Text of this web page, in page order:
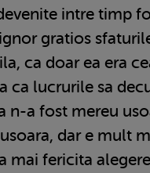
intre timp
gratios
ca doar ea era
ca lucrurile sa
n-a fost mereu
dar e mult
mai fericita